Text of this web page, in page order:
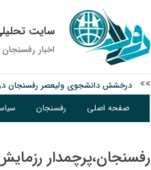
سایت
اخبار
درخشش دانشجوی ولیعصر رفسنجان
امام جمعه رفسنجان: تقوا لازمه حرفه
پیش‌بینی هواشناسی برای استان
صفحه اصلی رفسنجان
رفسنجان،پرچمدار